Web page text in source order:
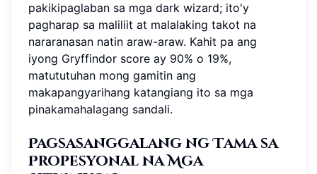
pakikipaglaban sa mga dark wizard; ito'y
pagharap sa maliliit at malalaking takot na
nararanasan natin araw-araw. Kahit pa ang
iyong Gryffindor score ay 90% o 19%,
matututuhan mong gamitin ang
makapangyarihang katangiang ito sa mga
pinakamahalagang sandali.
Pagsasanggalang ng Tama sa
Propesyonal na Mga